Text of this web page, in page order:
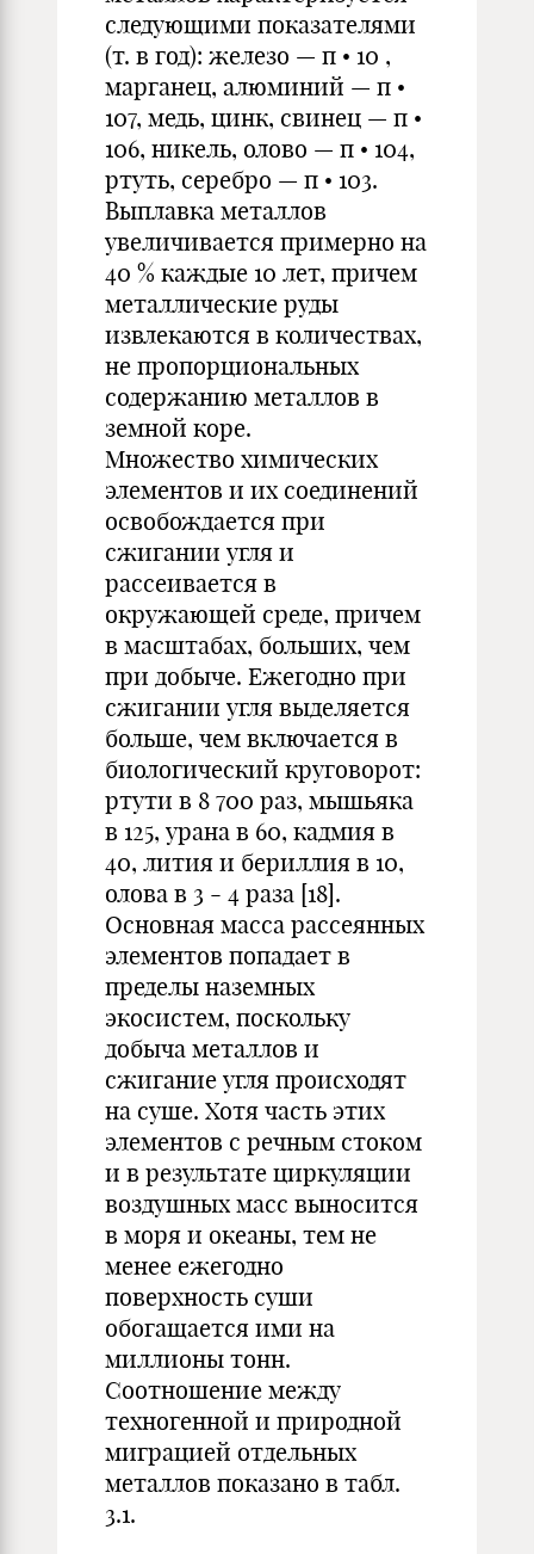
следующими показателями
(т. в год): железо — п • 10 ,
марганец, алюминий — п •
107, медь, цинк, свинец — п •
106, никель, олово — п • 104,
ртуть, серебро — п • 103.
Выплавка металлов
увеличивается примерно на
40 % каждые 10 лет, причем
металлические руды
извлекаются в количествах,
не пропорциональных
содержанию металлов в
земной коре.
Множество химических
элементов и их соединений
освобождается при
сжигании угля и
рассеивается в
окружающей среде, причем
в масштабах, больших, чем
при добыче. Ежегодно при
сжигании угля выделяется
больше, чем включается в
биологический круговорот:
ртути в 8 700 раз, мышьяка
в 125, урана в 60, кадмия в
40, лития и бериллия в 10,
олова в 3 - 4 раза [18].
Основная масса рассеянных
элементов попадает в
пределы наземных
экосистем, поскольку
добыча металлов и
сжигание угля происходят
на суше. Хотя часть этих
элементов с речным стоком
и в результате циркуляции
воздушных масс выносится
в моря и океаны, тем не
менее ежегодно
поверхность суши
обогащается ими на
миллионы тонн.
Соотношение между
техногенной и природной
миграцией отдельных
металлов показано в табл.
3.1.